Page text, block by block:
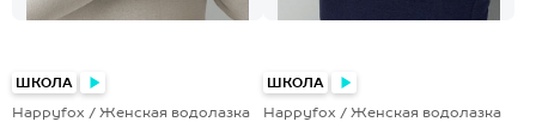
ШКОЛА
Happyfox / Женская водолазка
ШКОЛА
Happyfox / Женская водолазка